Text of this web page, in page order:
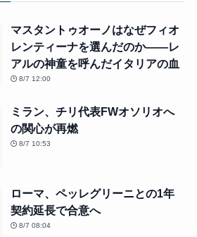
マスタントゥオーノはなぜフィオ
レンティーナを選んだのか――レ
アルの神童を呼んだイタリアの血
8/7 12:00
ミラン、チリ代表FWオソリオへ
の関心が再燃
8/7 10:53
ローマ、ペッレグリーニとの1年
契約延長で合意へ
8/7 08:04